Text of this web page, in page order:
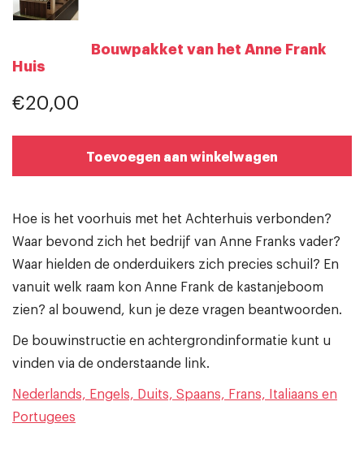
Bouwpakket van het Anne Frank
Huis
€20,00
Toevoegen aan winkelwagen
Hoe is het voorhuis met het Achterhuis verbonden?
Waar bevond zich het bedrijf van Anne Franks vader?
Waar hielden de onderduikers zich precies schuil? En
vanuit welk raam kon Anne Frank de kastanjeboom
zien? al bouwend, kun je deze vragen beantwoorden.
De bouwinstructie en achtergrondinformatie kunt u
vinden via de onderstaande link.
Nederlands, Engels, Duits, Spaans, Frans, Italiaans en
Portugees